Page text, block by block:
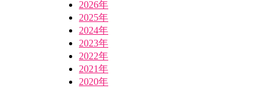
2026年
2025年
2024年
2023年
2022年
2021年
2020年